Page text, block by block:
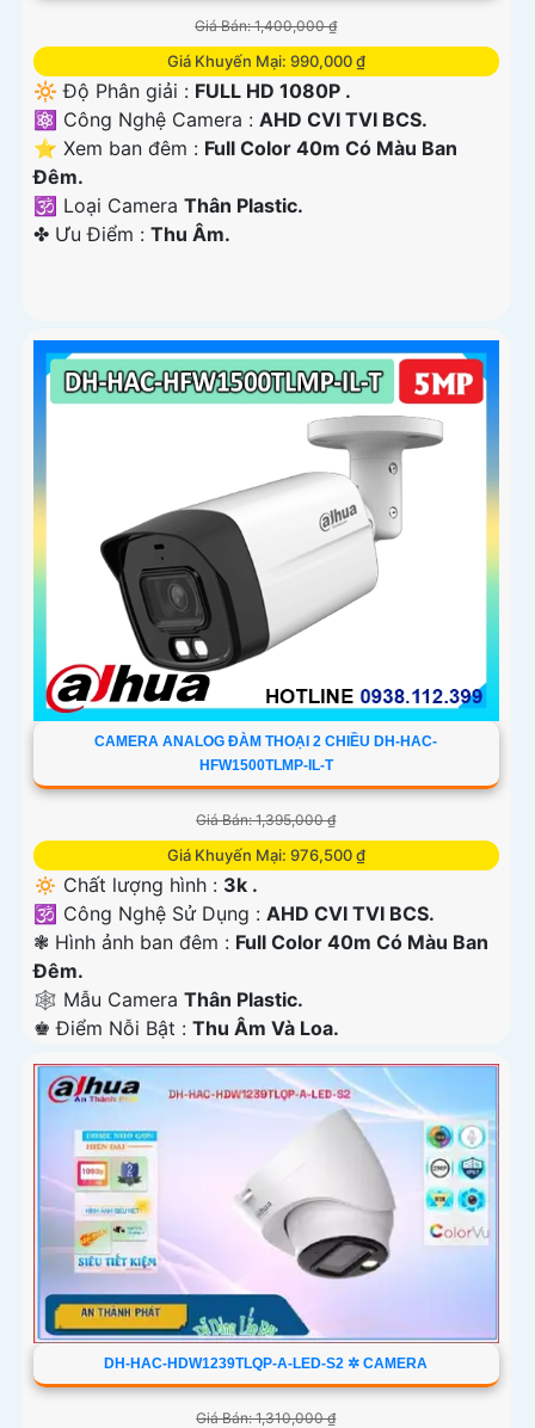
Giá Bán: 1,400,000 ₫
Giá Khuyến Mại: 990,000 ₫
🔆 Độ Phân giải : FULL HD 1080P .
⚛️ Công Nghệ Camera : AHD CVI TVI BCS.
⭐ Xem ban đêm : Full Color 40m Có Màu Ban
Ðêm.
🕉️ Loại Camera Thân Plastic.
️✤ Ưu Điểm : Thu Âm.
CAMERA ANALOG ĐÀM THOẠI 2 CHIỀU DH-HAC-
HFW1500TLMP-IL-T
Giá Bán: 1,395,000 ₫
Giá Khuyến Mại: 976,500 ₫
🔅 Chất lượng hình : 3k .
🕉️ Công Nghệ Sử Dụng : AHD CVI TVI BCS.
❃ Hình ảnh ban đêm : Full Color 40m Có Màu Ban
Ðêm.
🕸️ Mẫu Camera Thân Plastic.
️♚ Điểm Nỗi Bật : Thu Âm Và Loa.
DH-HAC-HDW1239TLQP-A-LED-S2 ✲ CAMERA
Giá Bán: 1,310,000 ₫